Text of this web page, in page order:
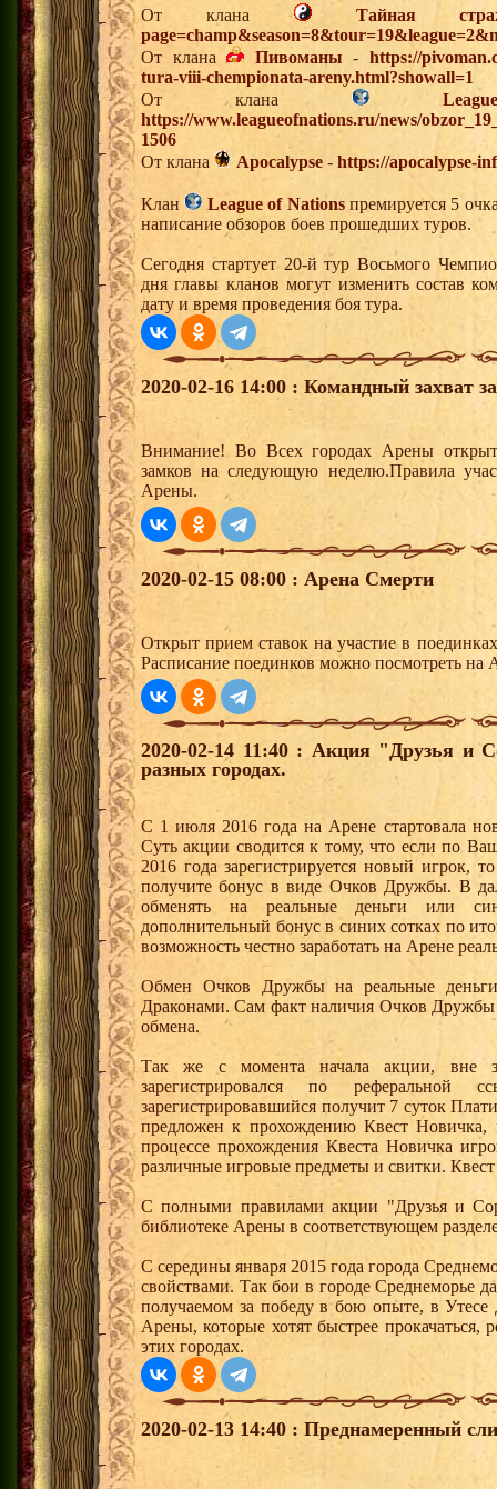
От клана
Тайная
От клана
Пивоманы -https://
tura-viii-chempionata-areny.html?showall=1
От клана
https://www.leagueofnations.ru/news/
1506
От клана
Apocalypse - https://apocalypse-
Клан League of Nationsпремируется 5
написание обзоров боев прошедших туров.
Сегодня стартует 20-й тур Восьмого
дня главы кланов могут изменить состав
дату и время проведения боя тура.
2020-02-16 14:00 : Командный захват
Внимание! Во Всех городах Арены
замков на следующую неделю.Правила
Арены.
2020-02-15 08:00 : Арена Смерти
Открыт прием ставок на участие в
Расписание поединков можно посмотреть на
2020-02-14 11:40 : Акция "Друзья и
разных городах.
С 1 июля 2016 года на Арене стартовала
Суть акции сводится к тому, что если по
2016 года зарегистрируется новый
получите бонус в виде Очков Дружбы. В
обменять на реальные деньги или
дополнительный бонус в синих сотках по
возможность честно заработать на Арене
Обмен Очков Дружбы на реальные деньги
Драконами. Сам факт наличия Очков Дружбы
обмена.
Так же с момента начала акции, вне
зарегистрировался по
зарегистрировавшийся получит 7 суток
предложен к прохождению Квест
процессе прохождения Квеста Новичка
различные игровые предметы и свитки.
С полными правилами акции "Друзья и
библиотеке Арены в соответствующем
С середины января 2015 года города
свойствами. Так бои в городе Среднеморье
получаемом за победу в бою опыте, в
Арены, которые хотят быстрее прокачаться,
этих городах.
2020-02-13 14:40 : Преднамеренный